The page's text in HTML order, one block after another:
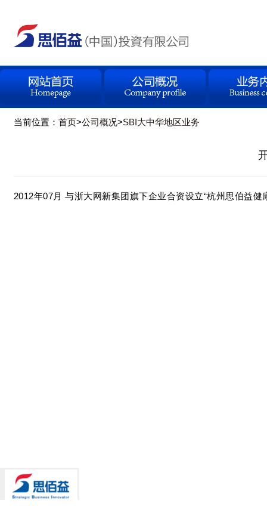
当前位置： 首页>公司概况>SBI大中华地区业务
2012年07月 与浙大网新集团旗下企业合资设立“杭州思伯益